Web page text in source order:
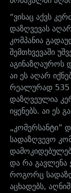
“ვისაც აქვს
დაზღვევას
კომპანია
შემთხვევაში
აგინაზღაუროს
აი ეს აღარ
რეალურად 535
დაზღვეულია
იყენებს. აი ეს
„კომერსანტი”
სადაზღვევო
და რა გავლენა
როგორც
აცხადებს,